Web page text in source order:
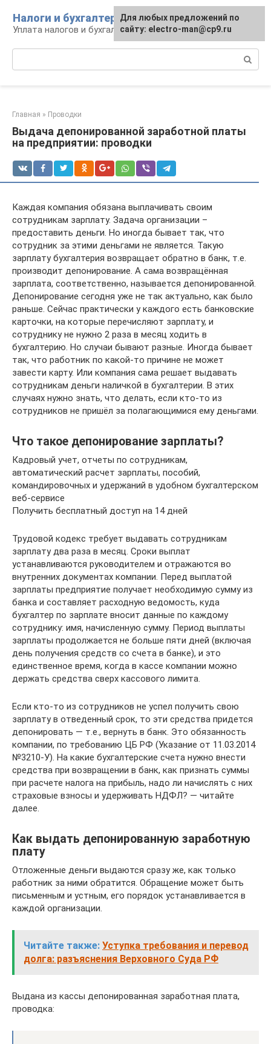
контенту
Налоги и бухгалтерия
Уплата налогов и бухгалтерская отчётность
Главная » Проводки
Выдача депонированной заработной платы
на предприятии: проводки
Каждая компания обязана выплачивать своим
сотрудникам зарплату. Задача организации –
предоставить деньги. Но иногда бывает так, что
сотрудник за этими деньгами не является. Такую
зарплату бухгалтерия возвращает обратно в банк, т.е.
производит депонирование. А сама возвращённая
зарплата, соответственно, называется депонированной.
Депонирование сегодня уже не так актуально, как было
раньше. Сейчас практически у каждого есть банковские
карточки, на которые перечисляют зарплату, и
сотруднику не нужно 2 раза в месяц ходить в
бухгалтерию. Но случаи бывают разные. Иногда бывает
так, что работник по какой-то причине не может
завести карту. Или компания сама решает выдавать
сотрудникам деньги наличкой в бухгалтерии. В этих
случаях нужно знать, что делать, если кто-то из
сотрудников не пришёл за полагающимися ему деньгами.
Что такое депонирование зарплаты?
Кадровый учет, отчеты по сотрудникам,
автоматический расчет зарплаты, пособий,
командировочных и удержаний в удобном бухгалтерском
веб-сервисе
Получить бесплатный доступ на 14 дней
Трудовой кодекс требует выдавать сотрудникам
зарплату два раза в месяц. Сроки выплат
устанавливаются руководителем и отражаются во
внутренних документах компании. Перед выплатой
зарплаты предприятие получает необходимую сумму из
банка и составляет расходную ведомость, куда
бухгалтер по зарплате вносит данные по каждому
сотруднику: имя, начисленную сумму. Период выплаты
зарплаты продолжается не больше пяти дней (включая
день получения средств со счета в банке), и это
единственное время, когда в кассе компании можно
держать средства сверх кассового лимита.
Если кто-то из сотрудников не успел получить свою
зарплату в отведенный срок, то эти средства придется
депонировать — т.е., вернуть в банк. Это обязанность
компании, по требованию ЦБ РФ (Указание от 11.03.2014
№3210-У). На какие бухгалтерские счета нужно внести
средства при возвращении в банк, как признать суммы
при расчете налога на прибыль, надо ли начислять с них
страховые взносы и удерживать НДФЛ? — читайте
далее.
Как выдать депонированную заработную
плату
Отложенные деньги выдаются сразу же, как только
работник за ними обратится. Обращение может быть
письменным и устным, его порядок устанавливается в
каждой организации.
Читайте также: Уступка требования и перевод
долга: разъяснения Верховного Суда РФ
Выдана из кассы депонированная заработная плата,
проводка:
Для любых предложений по
сайту: electro-man@cp9.ru